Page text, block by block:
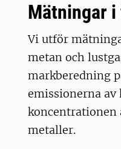
Mätningar
Vi utför
metan och
markberedning
emissionerna av
koncentrationen
metaller.